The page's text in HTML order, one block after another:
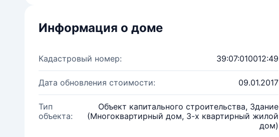
Информация о доме
Кадастровый номер: 39:07:010012:49
Дата обновления стоимости: 09.01.2017
Тип
объекта:
Объект капитального строительства, Здание
(Многоквартирный дом, 3-х квартирный жилой
дом)